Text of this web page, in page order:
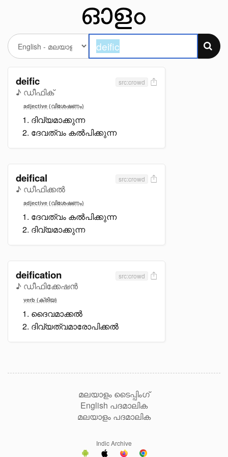
deific
♪ ഡീഫിക്
src:crowd
adjective (വിശേഷണം)
ദിവ്യമാക്കുന്ന
ദേവത്വം കൽപിക്കുന്ന
deifical
♪ ഡീഫിക്കൽ
src:crowd
adjective (വിശേഷണം)
ദേവത്വം കൽപിക്കുന്ന
ദിവ്യമാക്കുന്ന
deification
♪ ഡീഫിക്കേഷൻ
src:crowd
verb (ക്രിയ)
ദൈവമാക്കൽ
ദിവ്യത്വമാരോപിക്കൽ
മലയാളം ടൈപ്പിംഗ്
English പദമാലിക
മലയാളം പദമാലിക
Indic Archive